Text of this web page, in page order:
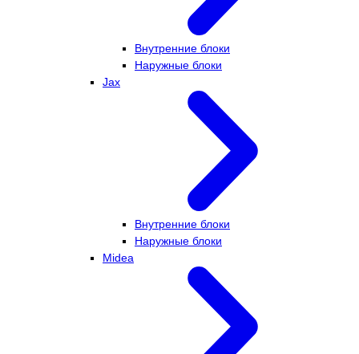
Внутренние блоки
Наружные блоки
Jax
Внутренние блоки
Наружные блоки
Midea